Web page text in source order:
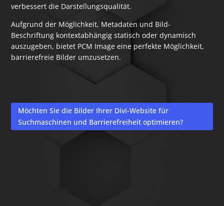
verbessert die Darstellungsqualität.
Aufgrund der Möglichkeit, Metadaten und Bild-
Beschriftung kontextabhängig statisch oder dynamisch
auszugeben, bietet PCM Image eine perfekte Möglichkeit,
barrierefreie Bilder umzusetzen.
Möchten Sie die Bilder Ihrer Divi-Website für
Suchmaschinen und Barrierefreiheit optimieren?